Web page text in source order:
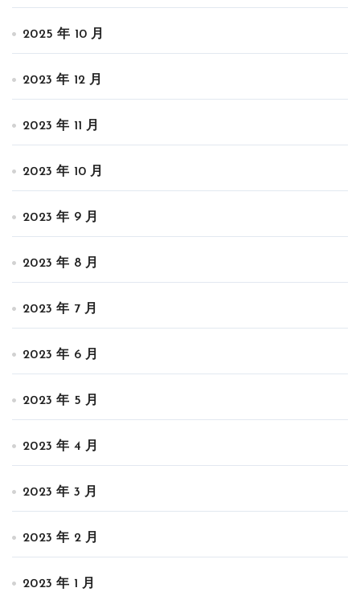
2025 年 10 月
2023 年 12 月
2023 年 11 月
2023 年 10 月
2023 年 9 月
2023 年 8 月
2023 年 7 月
2023 年 6 月
2023 年 5 月
2023 年 4 月
2023 年 3 月
2023 年 2 月
2023 年 1 月